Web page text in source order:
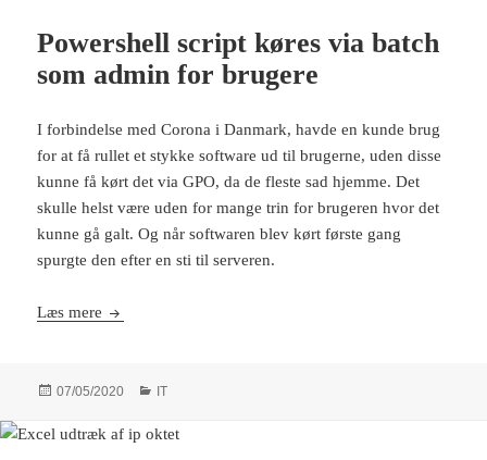
Powershell script køres via batch
som admin for brugere
I forbindelse med Corona i Danmark, havde en kunde brug
for at få rullet et stykke software ud til brugerne, uden disse
kunne få kørt det via GPO, da de fleste sad hjemme. Det
skulle helst være uden for mange trin for brugeren hvor det
kunne gå galt. Og når softwaren blev kørt første gang
spurgte den efter en sti til serveren.
Læs mere Powershell script køres via batch som admin for
Udgivet
07/05/2020 Kategorier
IT